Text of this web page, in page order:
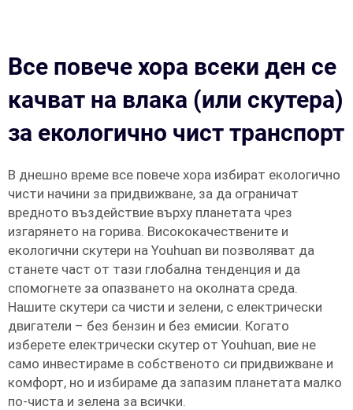
Все повече хора всеки ден се
качват на влака (или скутера)
за екологично чист транспорт
В днешно време все повече хора избират екологично
чисти начини за придвижване, за да ограничат
вредното въздействие върху планетата чрез
изгарянето на горива. Висококачествените и
екологични скутери на Youhuan ви позволяват да
станете част от тази глобална тенденция и да
спомогнете за опазването на околната среда.
Нашите скутери са чисти и зелени, с електрически
двигатели – без бензин и без емисии. Когато
изберете електрически скутер от Youhuan, вие не
само инвестираме в собственото си придвижване и
комфорт, но и избираме да запазим планетата малко
по-чиста и зелена за всички.